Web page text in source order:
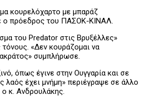
κουρελόχαρτο με μπαράζ
ο πρόεδρος του ΠΑΣΟΚ-ΚΙΝΑΛ.
του Predator στις Βρυξέλλες»
«Δεν κουράζομαι να
συμπλήρωσε.
όπως έγινε στην Ουγγαρία και σε
λαός έχει μνήμη» περιέγραψε σε άλλο
ο κ. Ανδρουλάκης.